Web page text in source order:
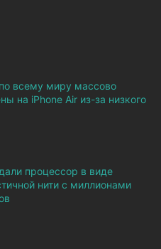
всему миру массово
на iPhone Air из-за низкого
процессор в виде
нити с миллионами